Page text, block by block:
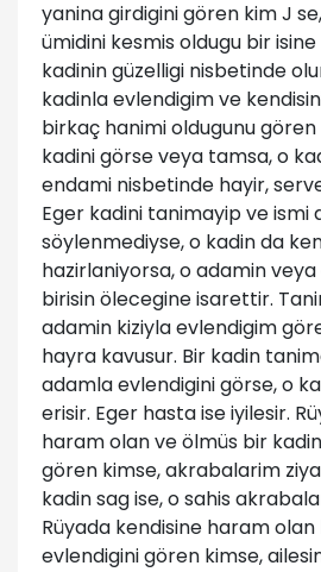
yanina girdigini gören kim J
ümidini kesmis oldugu bir
kadinin güzelligi nisbetinde
kadinla evlendigim ve
birkaç hanimi oldugunu
kadini görse veya tamsa, o
endami nisbetinde hayir,
Eger kadini tanimayip ve ismi
söylenmediyse, o kadin da
hazirlaniyorsa, o adamin
birisin ölecegine isarettir.
adamin kiziyla evlendigim
hayra kavusur. Bir kadin
adamla evlendigini görse, o
erisir. Eger hasta ise iyilesir.
haram olan ve ölmüs bir
gören kimse, akrabalarim
kadin sag ise, o sahis
Rüyada kendisine haram
evlendigini gören kimse,